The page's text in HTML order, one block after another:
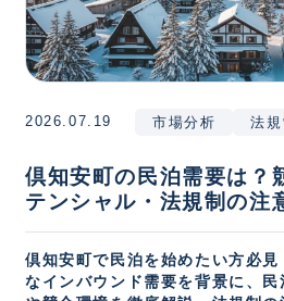
2026.07.19 市場分析 法規
倶知安町の民泊需要は？
テンシャル・法規制の注
倶知安町で民泊を始めたい方必
なインバウンド需要を背景に、